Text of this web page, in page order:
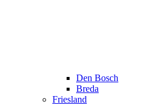
Den Bosch
Breda
Friesland